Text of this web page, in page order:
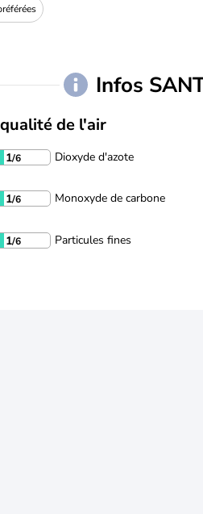
Infos
de l'air
1/6 Dioxyde d'azote
1/6 Monoxyde de carbone
1/6 Particules fines